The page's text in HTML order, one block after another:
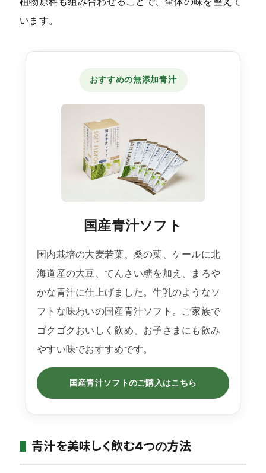
います。
おすすめの無添加青汁
国産青汁ソフト
国内栽培の大麦若葉、桑の葉、ケールに北
海道産の大豆、てんさい糖を加え、まろや
かな青汁に仕上げました。牛乳のようなソ
フトな味わいの国産青汁ソフト。ご家族で
ゴクゴクおいしく飲め、お子さまにも飲み
やすい味でおすすめです。
国産青汁ソフトのご購入はこちら
青汁を美味しく飲む4つの方法